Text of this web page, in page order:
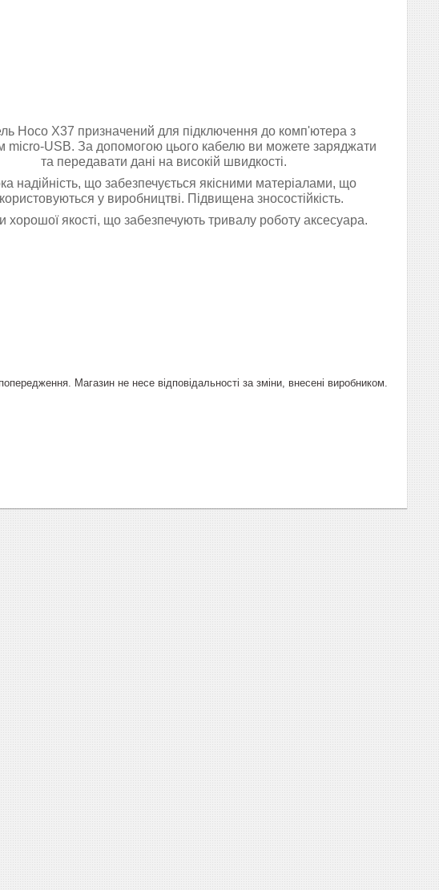
Hoсo X37 призначений для підключення до комп'ютера з
micro-USB. За допомогою цього кабелю ви можете заряджати
та передавати дані на високій швидкості.
надійність, що забезпечується якісними матеріалами, що
у виробництві. Підвищена зносостійкість.
хорошої якості, що забезпечують тривалу роботу аксесуара.
Магазин не несе відповідальності за зміни, внесені виробником.